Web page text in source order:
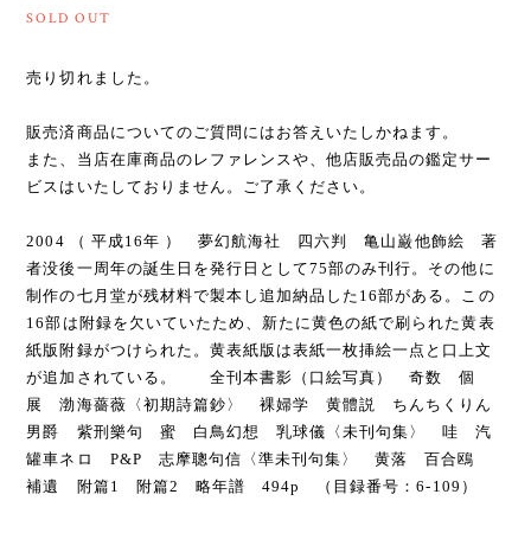
SOLD OUT
売り切れました。
販売済商品についてのご質問にはお答えいたしかねます。
また、当店在庫商品のレファレンスや、他店販売品の鑑定サー
ビスはいたしておりません。ご了承ください。
2004 （ 平成16年 ） 夢幻航海社 四六判 亀山巌他飾絵 著
者没後一周年の誕生日を発行日として75部のみ刊行。その他に
制作の七月堂が残材料で製本し追加納品した16部がある。この
16部は附録を欠いていたため、新たに黄色の紙で刷られた黄表
紙版附録がつけられた。黄表紙版は表紙一枚挿絵一点と口上文
が追加されている。 全刊本書影（口絵写真） 奇数 個
展 渤海薔薇〈初期詩篇鈔〉 裸婦学 黄體説 ちんちくりん
男爵 紫刑樂句 蜜 白鳥幻想 乳球儀〈未刊句集〉 哇 汽
罐車ネロ P&P 志摩聰句信〈準未刊句集〉 黄落 百合鴎
補遺 附篇1 附篇2 略年譜 494p （目録番号：6-109）